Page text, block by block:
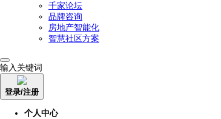
千家论坛
品牌咨询
房地产智能化
智慧社区方案
输入关键词
登录/注册
个人中心